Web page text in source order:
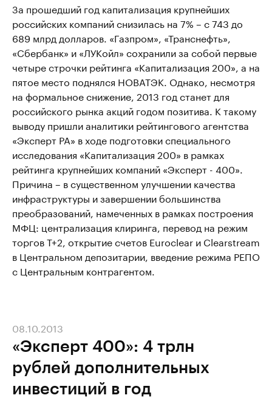
За прошедший год капитализация крупнейших
российских компаний снизилась на 7% – с 743 до
689 млрд долларов. «Газпром», «Транснефть»,
«Сбербанк» и «ЛУКойл» сохранили за собой первые
четыре строчки рейтинга «Капитализация 200», а на
пятое место поднялся НОВАТЭК. Однако, несмотря
на формальное снижение, 2013 год станет для
российского рынка акций годом позитива. К такому
выводу пришли аналитики рейтингового агентства
«Эксперт РА» в ходе подготовки специального
исследования «Капитализация 200» в рамках
рейтинга крупнейших компаний «Эксперт - 400».
Причина – в существенном улучшении качества
инфраструктуры и завершении большинства
преобразований, намеченных в рамках построения
МФЦ: централизация клиринга, перевод на режим
торгов Т+2, открытие счетов Euroclear и Clearstream
в Центральном депозитарии, введение режима РЕПО
с Центральным контрагентом.
«Эксперт 400»: 4 трлн
рублей дополнительных
инвестиций в год
08.10.2013